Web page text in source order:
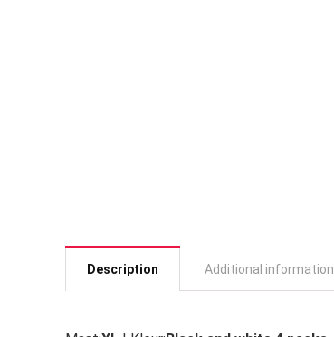
Description Additional information